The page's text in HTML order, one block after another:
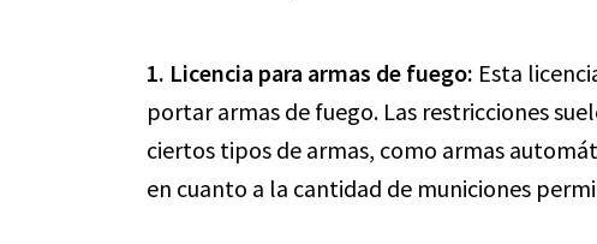
1. Licencia para armas de fuego: Esta
portar armas de fuego. Las restricciones
ciertos tipos de armas, como armas
en cuanto a la cantidad de municiones